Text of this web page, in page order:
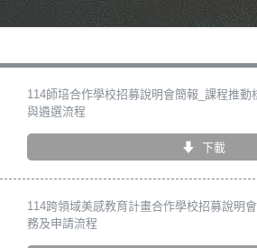
114師培合作學校招募說明會簡報_課程推動
與遴選流程
下載
114跨領域美感教育計畫合作學校招募說明
務及申請流程